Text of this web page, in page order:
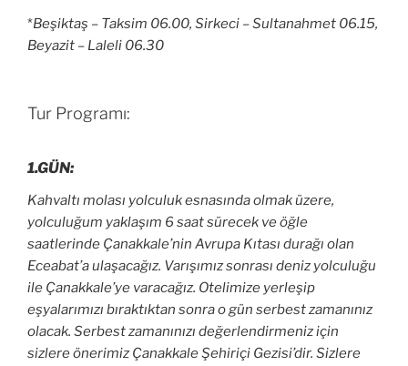
*Beşiktaş – Taksim 06.00, Sirkeci – Sultanahmet 06.15,
Beyazit – Laleli 06.30
Tur Programı:
1.GÜN:
Kahvaltı molası yolculuk esnasında olmak üzere,
yolculuğum yaklaşım 6 saat sürecek ve öğle
saatlerinde Çanakkale’nin Avrupa Kıtası durağı olan
Eceabat’a ulaşacağız. Varışımız sonrası deniz yolculuğu
ile Çanakkale’ye varacağız. Otelimize yerleşip
eşyalarımızı bıraktıktan sonra o gün serbest zamanınız
olacak. Serbest zamanınızı değerlendirmeniz için
sizlere önerimiz Çanakkale Şehiriçi Gezisi’dir. Sizlere